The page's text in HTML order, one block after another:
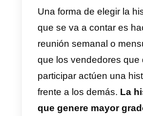
sus estimaciones,
concurso durante
ventas. Al cierre,
hecho la mejor
el ganador.La
todos tengan el